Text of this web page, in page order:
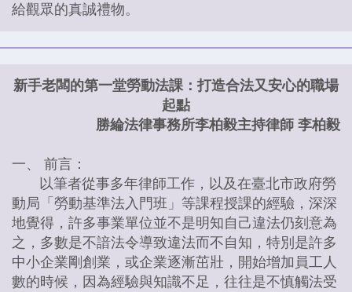
給觀眾的真誠禮物。
新手老闆的第一堂勞動法課：打造合法又安心的職場
起點
勝綸法律事務所李柏毅主持律師 李柏毅
一、 前言：
以筆者從事多年律師工作，以及在臺北市政府勞
動局「勞動基準法入門班」等課程授課的經驗，深深
地覺得，許多事業單位並不是明知自己違法仍刻意為
之，多數是不諳法令導致違法而不自知，特別是許多
中小企業剛創業，或企業逐漸茁壯，開始增加員工人
數的時候，因為經驗與知識不足，往往是不慎觸法受